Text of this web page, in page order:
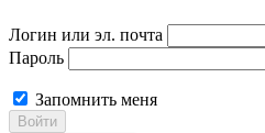
Логин или эл. почта
Пароль
Запомнить меня
Войти